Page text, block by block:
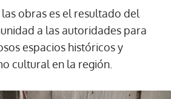
obras es el resultado del
a las autoridades para
espacios históricos y
cultural en la región.